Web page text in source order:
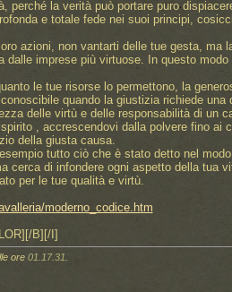
perché la verità può portare puro
e totale fede nei suoi principi,
azioni, non vantarti delle tue gesta,
dalle imprese più virtuose. In questo
le tue risorse lo permettono, la
quando la giustizia richiede una
delle virtù e delle responsabilità di un
, accrescendovi dalla polvere fino
della giusta causa.
tutto ciò che è stato detto nel
cerca di infondere ogni aspetto della tua
per le tue qualità e virtù.
moderno_codice.htm
B][/I]
ore 01.17.31